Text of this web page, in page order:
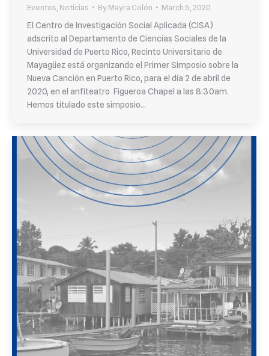
Eventos, Noticias ByMayra Colón
March 5, 2020
El Centro de Investigación Social Aplicada (CISA)
adscrito al Departamento de Ciencias Sociales de la
Universidad de Puerto Rico, Recinto Universitario de
Mayagüez está organizando el Primer Simposio sobre la
Nueva Canción en Puerto Rico, para el día 2 de abril de
2020, en el anfiteatro Figueroa Chapel a las 8:30am.
Hemos titulado este simposio…